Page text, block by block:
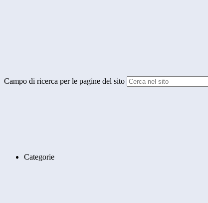
Campo di ricerca per le pagine del sito
Categorie